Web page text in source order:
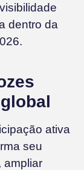
dentro da
ativa
seu
ampliar